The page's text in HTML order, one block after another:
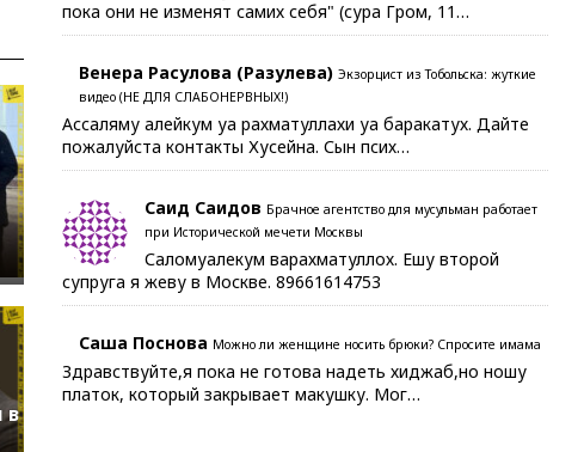
в
пока они не изменят самих себя" (сура Гром, 11…
Венера Расулова (Разулева) Экзорцист из Тобольска: жуткие
видео (НЕ ДЛЯ СЛАБОНЕРВНЫХ!)
Ассаляму алейкум уа рахматуллахи уа баракатух. Дайте
пожалуйста контакты Хусейна. Сын псих…
Саид Саидов Брачное агентство для мусульман работает
при Исторической мечети Москвы
Саломуалекум варахматуллох. Ешу второй
супруга я жеву в Москве. 89661614753
Саша Поснова Можно ли женщине носить брюки? Спросите имама
Здравствуйте,я пока не готова надеть хиджаб,но ношу
платок, который закрывает макушку. Мог…